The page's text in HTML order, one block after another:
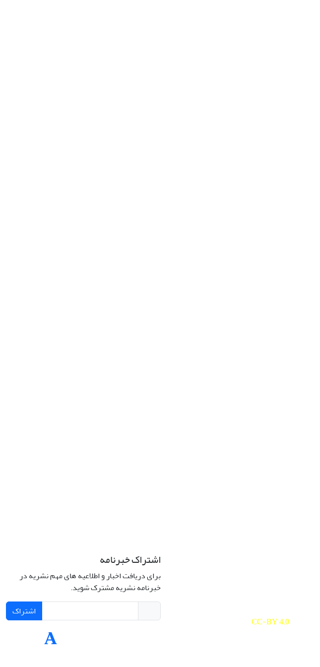
CC-BY 4.0
اشتراک خبرنامه
برای دریافت اخبار و اطلاعیه های مهم نشریه در
خبرنامه نشریه مشترک شوید.
اشتراک